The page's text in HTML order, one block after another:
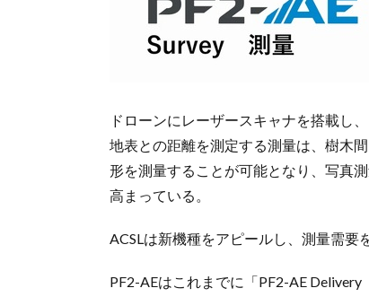
ドローンにレーザースキャナを搭載し
地表との距離を測定する測量は、樹木
形を測量することが可能となり、写真
高まっている。
ACSLは新機種をアピールし、測量需要
PF2-AEはこれまでに「PF2-AE